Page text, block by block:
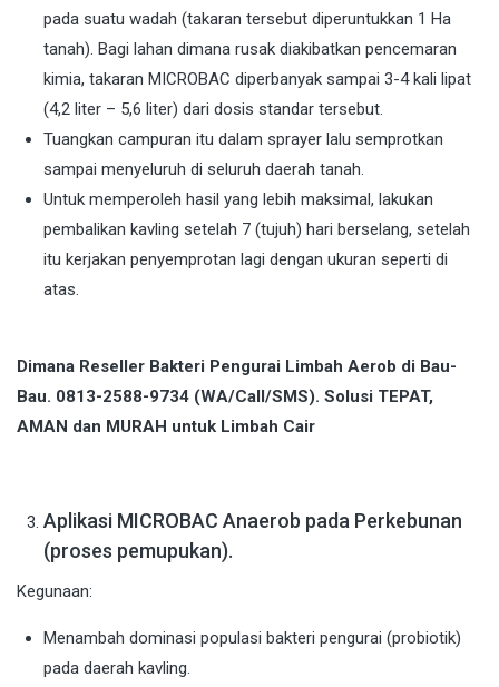
pada suatu wadah (takaran tersebut diperuntukkan 1 Ha
tanah). Bagi lahan dimana rusak diakibatkan pencemaran
kimia, takaran MICROBAC diperbanyak sampai 3-4 kali lipat
(4,2 liter – 5,6 liter) dari dosis standar tersebut.
Tuangkan campuran itu dalam sprayer lalu semprotkan
sampai menyeluruh di seluruh daerah tanah.
Untuk memperoleh hasil yang lebih maksimal, lakukan
pembalikan kavling setelah 7 (tujuh) hari berselang, setelah
itu kerjakan penyemprotan lagi dengan ukuran seperti di
atas.
Dimana Reseller Bakteri Pengurai Limbah Aerob di Bau-
Bau. 0813-2588-9734 (WA/Call/SMS). Solusi TEPAT,
AMAN dan MURAH untuk Limbah Cair
Aplikasi MICROBAC Anaerob pada Perkebunan
(proses pemupukan).
Kegunaan:
Menambah dominasi populasi bakteri pengurai (probiotik)
pada daerah kavling.